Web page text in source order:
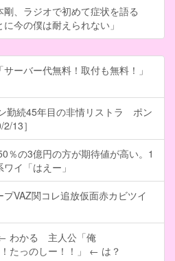
剛、ラジオで初めて症状を語る
今の僕は耐えられない」
ーバー代無料！取付も無料！」
勤続45年目の非情リストラ ポン
13］
％の3億円の方が期待値が高い。1
イ「はえー」
VAZ関コレ追放仮面赤カビツイ
わかる 主人公「俺
たっのしー！！」 ← は？